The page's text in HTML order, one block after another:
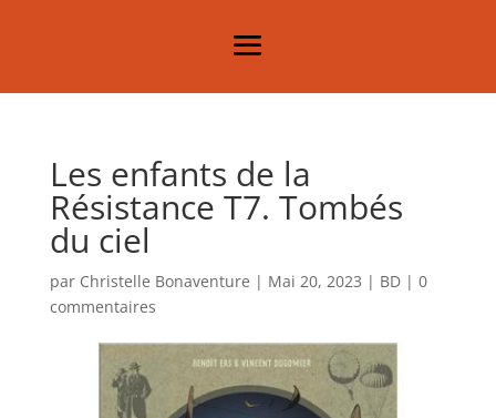
Les enfants de la
Résistance T7. Tombés
du ciel
par Christelle Bonaventure | Mai 20, 2023 | BD| 0
commentaires